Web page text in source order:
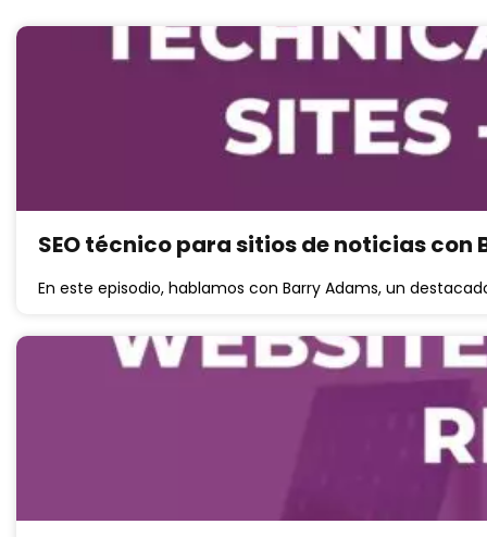
SEO técnico para sitios de noticias con
En este episodio, hablamos con Barry Adams, un